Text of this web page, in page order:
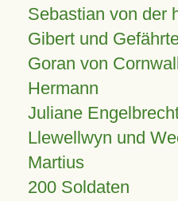
Sebastian von der
Gibert und
Goran von
Hermann
Juliane
Llewellwyn und
Martius
200 Soldaten